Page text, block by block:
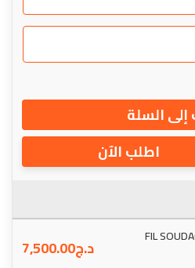
السلة
اطلب الآن
FIL
د.ج7,500.00